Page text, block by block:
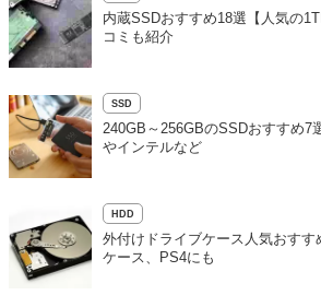
内蔵SSDおすすめ18選【人気の
コミも紹介
SSD
240GB～256GBのSSDおすすめ7
やインテルなど
HDD
外付けドライブケース人気おすす
ケース、PS4にも